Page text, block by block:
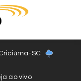
SC
ao vivo